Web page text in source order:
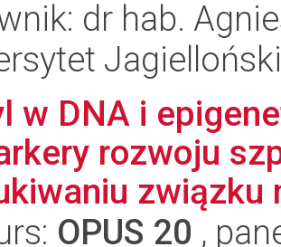
dr hab.
w DNA i
rozwoju
związku
OPUS 20 ,